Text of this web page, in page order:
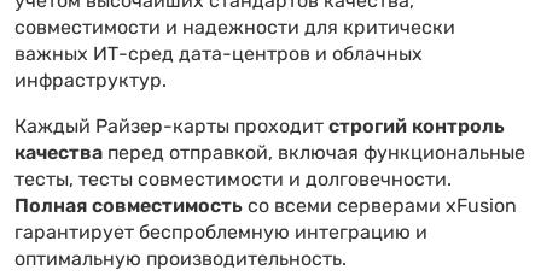
совместимости и надежности для критически
важных ИТ-сред дата-центров и облачных
инфраструктур.
Каждый Райзер-карты проходитстрогий контроль
качества перед отправкой, включая функциональные
тесты, тесты совместимости и долговечности.
Полная совместимостьсо всеми серверами xFusion
гарантирует беспроблемную интеграцию и
оптимальную производительность.